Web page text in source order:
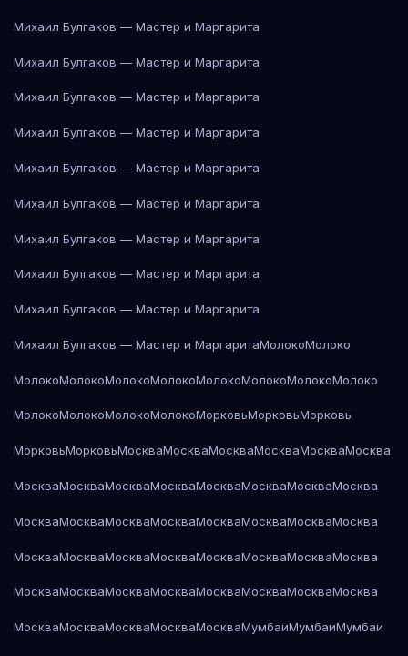
Михаил Булгаков — Мастер и Маргарита
Михаил Булгаков — Мастер и Маргарита
Михаил Булгаков — Мастер и Маргарита
Михаил Булгаков — Мастер и Маргарита
Михаил Булгаков — Мастер и Маргарита
Михаил Булгаков — Мастер и Маргарита
Михаил Булгаков — Мастер и Маргарита
Михаил Булгаков — Мастер и Маргарита
Михаил Булгаков — Мастер и Маргарита
Михаил Булгаков — Мастер и МаргаритаМолокоМолоко
МолокоМолокоМолокоМолокоМолокоМолокоМолокоМолоко
МолокоМолокоМолокоМолокоМорковьМорковьМорковь
МорковьМорковьМоскваМоскваМоскваМоскваМоскваМосква
МоскваМоскваМоскваМоскваМоскваМоскваМоскваМосква
МоскваМоскваМоскваМоскваМоскваМоскваМоскваМосква
МоскваМоскваМоскваМоскваМоскваМоскваМоскваМосква
МоскваМоскваМоскваМоскваМоскваМоскваМоскваМосква
МоскваМоскваМоскваМоскваМоскваМумбаиМумбаиМумбаи